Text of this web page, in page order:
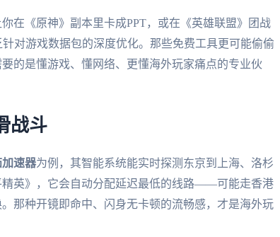
在《原神》副本里卡成PPT，或在《英雄联盟》团战
对游戏数据包的深度优化。那些免费工具更可能偷偷
的是懂游戏、懂网络、更懂海外玩家痛点的专业伙
战斗
速器为例，其智能系统能实时探测东京到上海、洛杉
英》，它会自动分配延迟最低的线路——可能走香港
那种开镜即命中、闪身无卡顿的流畅感，才是海外玩